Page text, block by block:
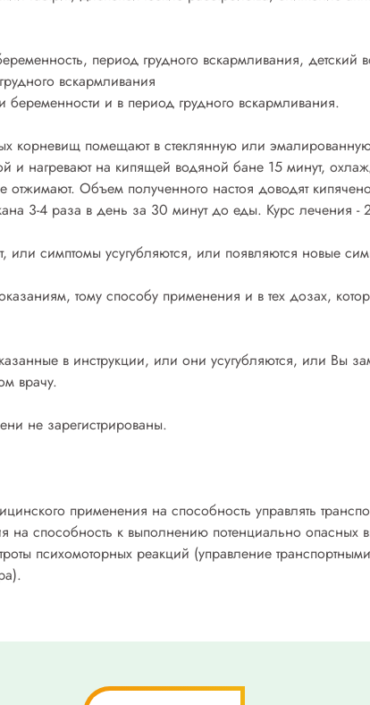
период грудного вскармливания, детский
вскармливания
и в период грудного вскармливания.
корневищ помещают в стеклянную или
и нагревают на кипящей водяной бане 15 минут,
отжимают. Объем полученного настоя доводят
3-4 раза в день за 30 минут до еды. Курс лечения
или симптомы усугубляются, или появляются новые
тому способу применения и в тех дозах,
в инструкции, или они усугубляются, или Вы
врачу.
не зарегистрированы.
применения на способность управлять
на способность к выполнению потенциально опасных
психомоторных реакций (управление